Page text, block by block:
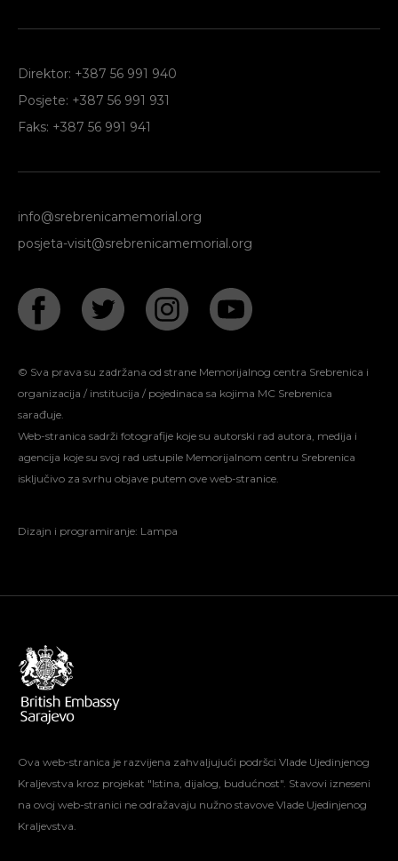
Direktor: +387 56 991 940
Posjete: +387 56 991 931
Faks: +387 56 991 941
info@srebrenicamemorial.org
posjeta-visit@srebrenicamemorial.org
© Sva prava su zadržana od strane Memorijalnog centra Srebrenica i
organizacija / institucija / pojedinaca sa kojima MC Srebrenica
sarađuje.
Web-stranica sadrži fotografije koje su autorski rad autora, medija i
agencija koje su svoj rad ustupile Memorijalnom centru Srebrenica
isključivo za svrhu objave putem ove web-stranice.
Dizajn i programiranje: Lampa
Ova web-stranica je razvijena zahvaljujući podršci Vlade Ujedinjenog
Kraljevstva kroz projekat "Istina, dijalog, budućnost". Stavovi izneseni
na ovoj web-stranici ne odražavaju nužno stavove Vlade Ujedinjenog
Kraljevstva.